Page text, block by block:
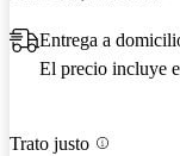
Entrega a
El precio incluye
Trato justo